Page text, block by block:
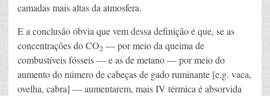
camadas mais altas da atmosfera.
E a conclusão óbvia que vem dessa definição é que, se as
concentrações do CO2 — por meio da queima de
combustíveis fósseis — e as de metano — por meio do
aumento do número de cabeças de gado ruminante [e.g. vaca,
ovelha, cabra] — aumentarem, mais IV térmica é absorvida